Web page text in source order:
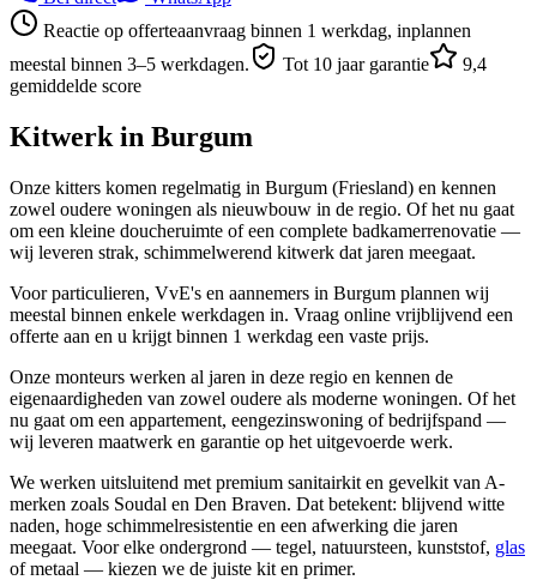
Reactie op offerteaanvraag binnen 1 werkdag, inplannen
meestal binnen 3–5 werkdagen.
Tot 10 jaar garantie
9,4
gemiddelde score
Kitwerk in Burgum
Onze kitters komen regelmatig in Burgum (Friesland) en kennen
zowel oudere woningen als nieuwbouw in de regio. Of het nu gaat
om een kleine doucheruimte of een complete badkamerrenovatie —
wij leveren strak, schimmelwerend kitwerk dat jaren meegaat.
Voor particulieren, VvE's en aannemers in Burgum plannen wij
meestal binnen enkele werkdagen in. Vraag online vrijblijvend een
offerte aan en u krijgt binnen 1 werkdag een vaste prijs.
Onze monteurs werken al jaren in deze regio en kennen de
eigenaardigheden van zowel oudere als moderne woningen. Of het
nu gaat om een appartement, eengezinswoning of bedrijfspand —
wij leveren maatwerk en garantie op het uitgevoerde werk.
We werken uitsluitend met premium sanitairkit en gevelkit van A-
merken zoals Soudal en Den Braven. Dat betekent: blijvend witte
naden, hoge schimmelresistentie en een afwerking die jaren
meegaat. Voor elke ondergrond — tegel, natuursteen, kunststof, glas
of metaal — kiezen we de juiste kit en primer.